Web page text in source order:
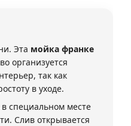
Эта мойка франке
организуется
так как
в уходе.
специальном месте
Слив открывается